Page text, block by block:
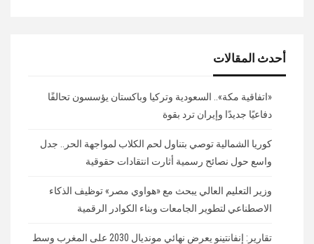
أحدث المقالات
«اتفاقية مكة».. السعودية وتركيا وباكستان يؤسسون تحالفًا
دفاعيًا جديدًا وإيران ترد بقوة
كوريا الشمالية توصي بتناول لحم الكلاب لمواجهة الحر.. جدل
واسع حول نصائح رسمية أثارت انتقادات حقوقية
وزير التعليم العالي يبحث مع «هواوي مصر» توظيف الذكاء
الاصطناعي لتطوير الجامعات وبناء الكوادر الرقمية
تقارير: إنفانتينو يعرض نهائي مونديال 2030 على المغرب وسط